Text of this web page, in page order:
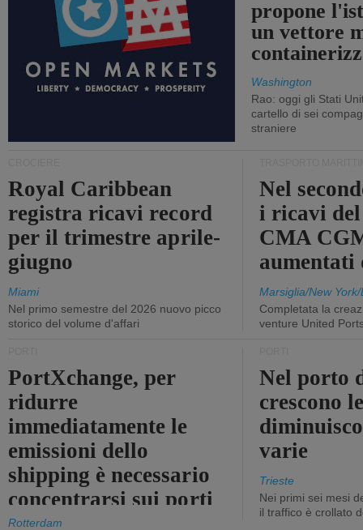
propone
un vettore
Washington
Rao: oggi gli Stati
cartello di sei
straniere
Royal Caribbean
registra ricavi record
per il trimestre aprile-
giugno
Miami
Nel primo semestre del 2026 nuovo picco
storico del volume d'affari
Nel
i ricavi
CMA
aumentati
Marsiglia/New
Completata la
venture United
PortXchange, per
ridurre
immediatamente le
emissioni dello
shipping è necessario
concentrarsi sui porti
Rotterdam
Nel porto
crescono
varie
Trieste
Nei primi sei mesi
il traffico è crollato